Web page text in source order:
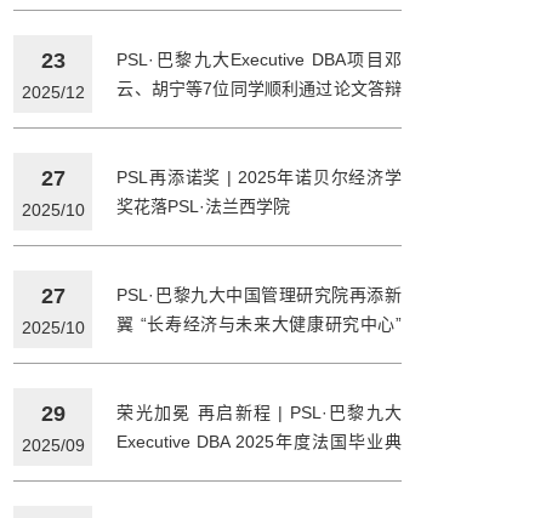
23
2025/12
PSL·巴黎九大Executive DBA项目邓
云、胡宁等7位同学顺利通过论文答辩
27
2025/10
PSL再添诺奖 | 2025年诺贝尔经济学
奖花落PSL·法兰西学院
27
2025/10
PSL·巴黎九大中国管理研究院再添新
翼 “长寿经济与未来大健康研究中心”
29
2025/09
荣光加冕 再启新程 | PSL·巴黎九大
Executive DBA 2025年度法国毕业典